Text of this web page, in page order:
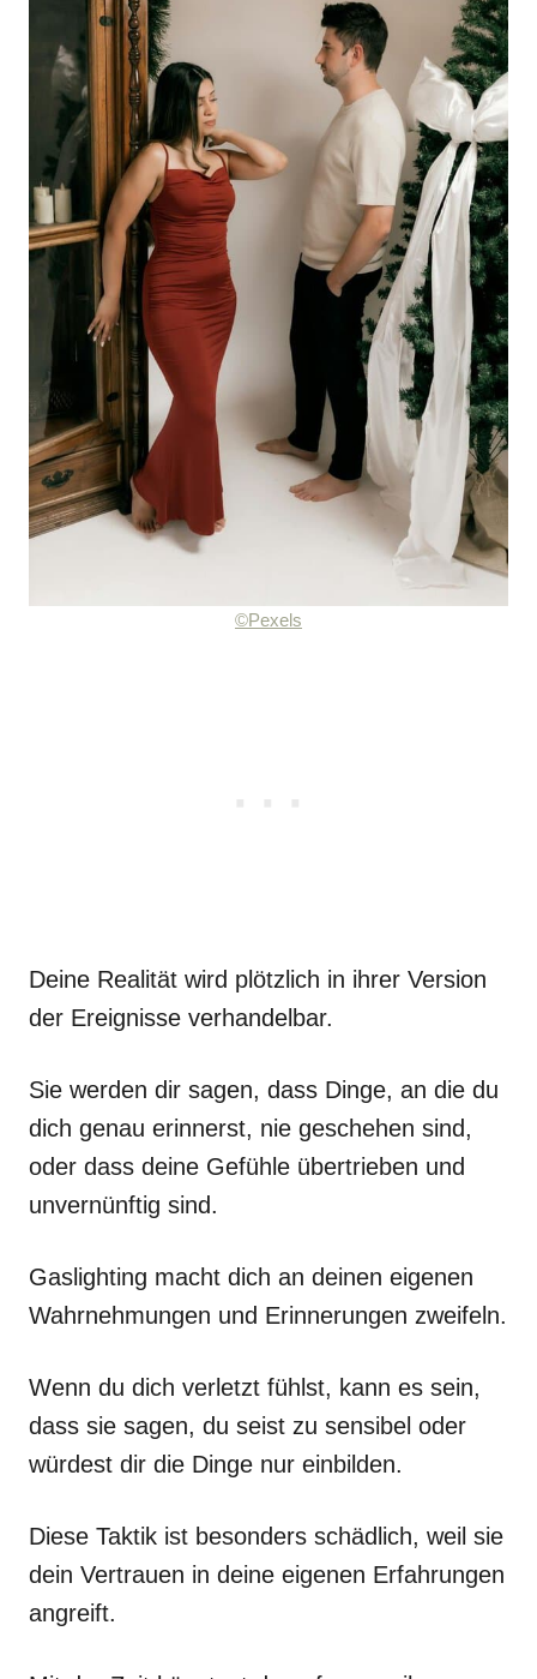
©Pexels
Deine Realität wird plötzlich in ihrer Version
der Ereignisse verhandelbar.
Sie werden dir sagen, dass Dinge, an die du
dich genau erinnerst, nie geschehen sind,
oder dass deine Gefühle übertrieben und
unvernünftig sind.
Gaslighting macht dich an deinen eigenen
Wahrnehmungen und Erinnerungen zweifeln.
Wenn du dich verletzt fühlst, kann es sein,
dass sie sagen, du seist zu sensibel oder
würdest dir die Dinge nur einbilden.
Diese Taktik ist besonders schädlich, weil sie
dein Vertrauen in deine eigenen Erfahrungen
angreift.